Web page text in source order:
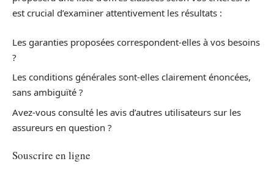
est crucial d’examiner attentivement les résultats :
Les garanties proposées correspondent-elles à vos besoins
?
Les conditions générales sont-elles clairement énoncées,
sans ambiguïté ?
Avez-vous consulté les avis d’autres utilisateurs sur les
assureurs en question ?
Souscrire en ligne